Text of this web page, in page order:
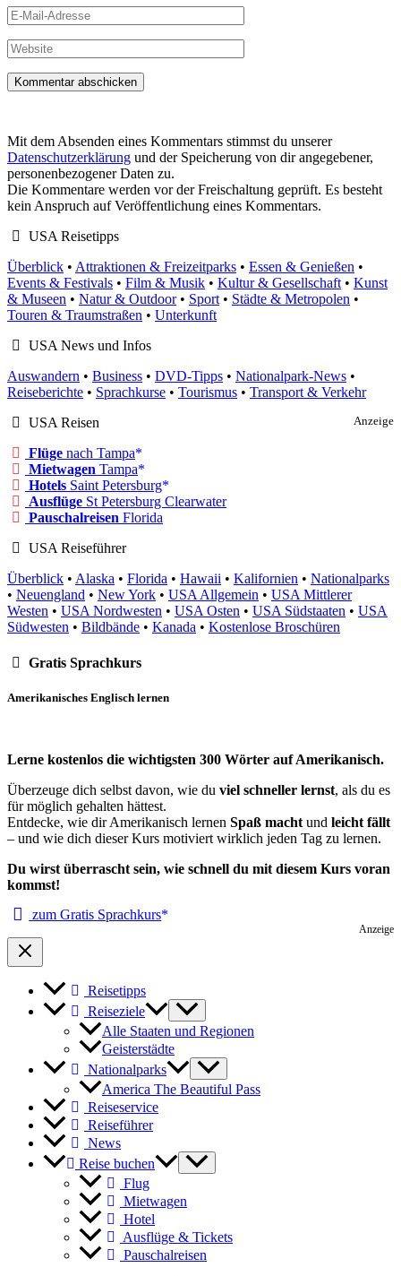
E-
Mail-
Adresse
Website
Mit dem Absenden eines Kommentars stimmst du unserer
Datenschutzerklärung und der Speicherung von dir angegebener,
personenbezogener Daten zu.
Die Kommentare werden vor der Freischaltung geprüft. Es besteht
kein Anspruch auf Veröffentlichung eines Kommentars.
USA Reisetipps
Überblick • Attraktionen & Freizeitparks • Essen & Genießen •
Events & Festivals • Film & Musik • Kultur & Gesellschaft • Kunst
& Museen • Natur & Outdoor• Sport • Städte & Metropolen •
Touren & Traumstraßen • Unterkunft
USA News und Infos
Auswandern • Business • DVD-Tipps • Nationalpark-News •
Reiseberichte • Sprachkurse • Tourismus • Transport & Verkehr
Anzeige
USA Reisen
Flüge nach Tampa
Mietwagen Tampa
Hotels Saint Petersburg
Ausflüge St Petersburg Clearwater
Pauschalreisen Florida
USA Reiseführer
Überblick • Alaska • Florida • Hawaii • Kalifornien • Nationalparks
• Neuengland • New York • USA Allgemein • USA Mittlerer
Westen • USA Nordwesten • USA Osten • USA Südstaaten • USA
Südwesten • Bildbände • Kanada • Kostenlose Broschüren
Gratis Sprachkurs
Amerikanisches Englisch lernen
Lerne kostenlos die wichtigsten 300 Wörter auf Amerikanisch.
Überzeuge dich selbst davon, wie du viel schneller lernst, als du es
für möglich gehalten hättest.
Entdecke, wie dir Amerikanisch lernen Spaß macht und leicht fällt
– und wie dich dieser Kurs motiviert wirklich jeden Tag zu lernen.
Du wirst überrascht sein, wie schnell du mit diesem Kurs voran
kommst!
zum Gratis Sprachkurs
Anzeige
Reisetipps
Reiseziele
Alle Staaten und Regionen
Geisterstädte
Nationalparks
America The Beautiful Pass
Reiseservice
Reiseführer
News
Reise buchen
Flug
Mietwagen
Hotel
Ausflüge & Tickets
Pauschalreisen